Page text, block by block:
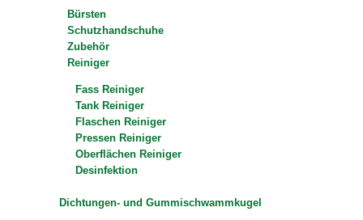
Bürsten
Schutzhandschuhe
Zubehör
Reiniger
Fass Reiniger
Tank Reiniger
Flaschen Reiniger
Pressen Reiniger
Oberflächen Reiniger
Desinfektion
Dichtungen- und Gummischwammkugel